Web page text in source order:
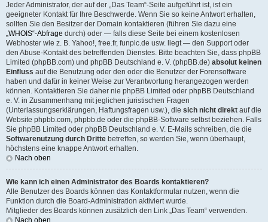
Jeder Administrator, der auf der „Das Team“-Seite aufgeführt ist, ist ein
geeigneter Kontakt für Ihre Beschwerde. Wenn Sie so keine Antwort erhalten,
sollten Sie den Besitzer der Domain kontaktieren (führen Sie dazu eine
„WHOIS“-Abfrage durch) oder — falls diese Seite bei einem kostenlosen
Webhoster wie z. B. Yahoo!, free.fr, funpic.de usw. liegt — den Support oder
den Abuse-Kontakt des betreffenden Dienstes. Bitte beachten Sie, dass phpBB
Limited (phpBB.com) und phpBB Deutschland e. V. (phpBB.de) absolut keinen
Einfluss auf die Benutzung oder den oder die Benutzer der Forensoftware
haben und dafür in keiner Weise zur Verantwortung herangezogen werden
können. Kontaktieren Sie daher nie phpBB Limited oder phpBB Deutschland
e. V. in Zusammenhang mit jeglichen juristischen Fragen
(Unterlassungserklärungen, Haftungsfragen usw.), die sich nicht direkt auf die
Website phpbb.com, phpbb.de oder die phpBB-Software selbst beziehen. Falls
Sie phpBB Limited oder phpBB Deutschland e. V. E-Mails schreiben, die die
Softwarenutzung durch Dritte betreffen, so werden Sie, wenn überhaupt,
höchstens eine knappe Antwort erhalten.
Nach oben
Wie kann ich einen Administrator des Boards kontaktieren?
Alle Benutzer des Boards können das Kontaktformular nutzen, wenn die
Funktion durch die Board-Administration aktiviert wurde.
Mitglieder des Boards können zusätzlich den Link „Das Team“ verwenden.
Nach oben